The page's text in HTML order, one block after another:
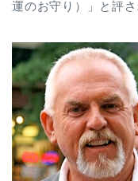
運のお守り）」と評さ